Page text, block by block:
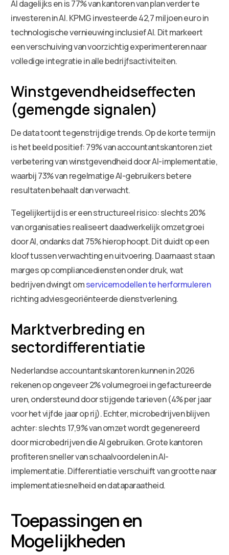
AI dagelijks en is 77% van kantoren van plan verder te
investeren in AI. KPMG investeerde 42,7 miljoen euro in
technologische vernieuwing inclusief AI. Dit markeert
een verschuiving van voorzichtig experimenteren naar
volledige integratie in alle bedrijfsactiviteiten.
Winstgevendheidseffecten
(gemengde signalen)
De data toont tegenstrijdige trends. Op de korte termijn
is het beeld positief: 79% van accountantskantoren ziet
verbetering van winstgevendheid door AI-implementatie,
waarbij 73% van regelmatige AI-gebruikers betere
resultaten behaalt dan verwacht.
Tegelijkertijd is er een structureel risico: slechts 20%
van organisaties realiseert daadwerkelijk omzetgroei
door AI, ondanks dat 75% hierop hoopt. Dit duidt op een
kloof tussen verwachting en uitvoering. Daarnaast staan
marges op compliancediensten onder druk, wat
bedrijven dwingt omservicemodellen te herformuleren
richting adviesgeoriënteerde dienstverlening.
Marktverbreding en
sectordifferentiatie
Nederlandse accountantskantoren kunnen in 2026
rekenen op ongeveer 2% volumegroei in gefactureerde
uren, ondersteund door stijgende tarieven (4% per jaar
voor het vijfde jaar op rij). Echter, microbedrijven blijven
achter: slechts 17,9% van omzet wordt gegenereerd
door microbedrijven die AI gebruiken. Grote kantoren
profiteren sneller van schaalvoordelen in AI-
implementatie. Differentiatie verschuift van grootte naar
implementatiesnelheid en dataparaatheid.
Toepassingen en
Mogelijkheden